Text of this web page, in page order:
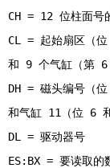
CH = 12 位柱面号
CL = 起始扇区（
和 9 个气缸（第 6
DH = 磁头编号（
和气缸 11（位 6
DL = 驱动器号
ES:BX = 要读取的